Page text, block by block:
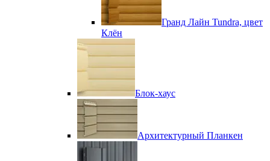
Гранд Лайн Tundra, цвет
Клён
Блок-хаус
Архитектурный Планкен